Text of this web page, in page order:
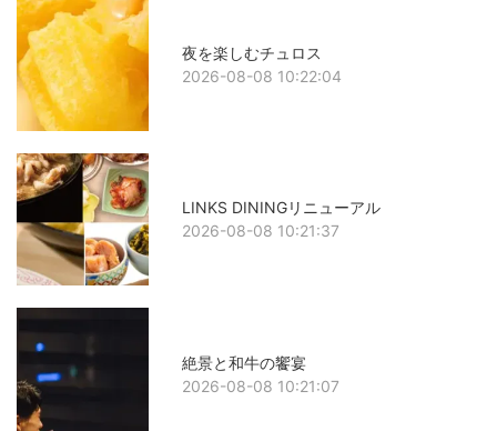
夜を楽しむチュロス
2026-08-08 10:22:04
LINKS DININGリニューアル
2026-08-08 10:21:37
絶景と和牛の饗宴
2026-08-08 10:21:07